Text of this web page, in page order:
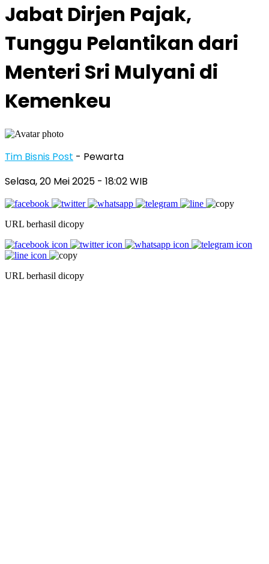
Jabat Dirjen Pajak,
Tunggu Pelantikan dari
Menteri Sri Mulyani di
Kemenkeu
Tim Bisnis Post - Pewarta
Selasa, 20 Mei 2025 - 18:02 WIB
URL berhasil dicopy
URL berhasil dicopy